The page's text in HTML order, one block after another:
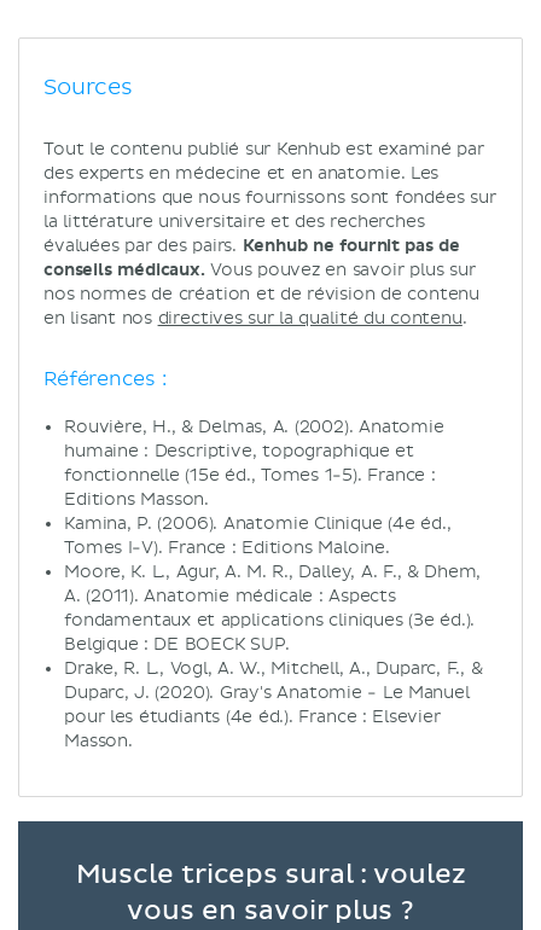
Sources
Tout le contenu publié sur Kenhub est examiné par
des experts en médecine et en anatomie. Les
informations que nous fournissons sont fondées sur
la littérature universitaire et des recherches
évaluées par des pairs. Kenhub ne fournit pas de
conseils médicaux. Vous pouvez en savoir plus sur
nos normes de création et de révision de contenu
en lisant nos directives sur la qualité du contenu.
Références :
Rouvière, H., & Delmas, A. (2002). Anatomie
humaine : Descriptive, topographique et
fonctionnelle (15e éd., Tomes 1-5). France :
Editions Masson.
Kamina, P. (2006). Anatomie Clinique (4e éd.,
Tomes I-V). France : Editions Maloine.
Moore, K. L., Agur, A. M. R., Dalley, A. F., & Dhem,
A. (2011). Anatomie médicale : Aspects
fondamentaux et applications cliniques (3e éd.).
Belgique : DE BOECK SUP.
Drake, R. L., Vogl, A. W., Mitchell, A., Duparc, F., &
Duparc, J. (2020). Gray's Anatomie - Le Manuel
pour les étudiants (4e éd.). France : Elsevier
Masson.
Muscle triceps sural : voulez
vous en savoir plus ?